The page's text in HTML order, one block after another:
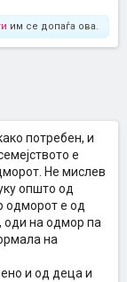
им се допаѓа ова.
потребен, и
е
Не мислев
општо од
одморот е од
оди на одмор па
на
и од деца и